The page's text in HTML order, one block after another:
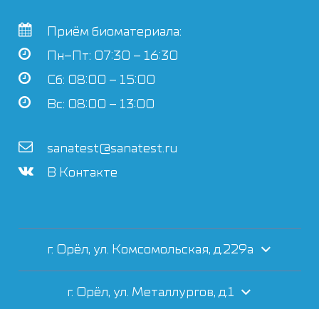
Приём биоматериала:
Пн–Пт: 07:30 – 16:30
Сб: 08:00 – 15:00
Вс: 08:00 – 13:00
sanatest@sanatest.ru
В Контакте
г. Орёл, ул. Комсомольская, д.229а
г. Орёл, ул. Металлургов, д.1